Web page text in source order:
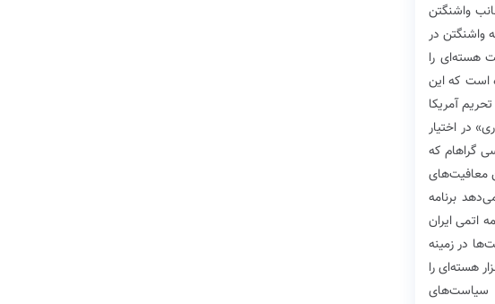
واشنگتن
واشنگتن در
هسته‌ای را
است که این
تحریم آمریکا
در اختیار
گراهام که
معافیت‌های
برنامه
اتمی ایران
در زمینه
هسته‌ای را
سیاست‌های